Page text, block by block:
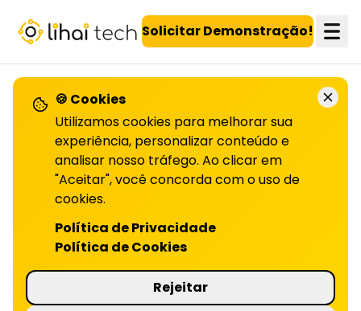
LiHai - Página inicial Solicitar Demonstração!
VOLTAR PARA O BLOG
Como usar IA para
antecipar
AS NECESSIDADES DO CLIENTE | LIHAI
antecipando problemas e personalizando
interações. Descubra como aplicar na sua
🍪 Cookies
Utilizamos cookies para melhorar sua
experiência, personalizar conteúdo e
analisar nosso tráfego. Ao clicar em
"Aceitar", você concorda com o uso de
cookies.
Política de Privacidade
Política de Cookies
Rejeitar